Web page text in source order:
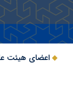
اعضای هیئت